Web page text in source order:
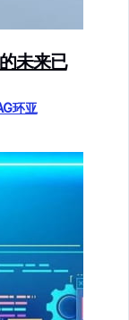
未来已
环亚